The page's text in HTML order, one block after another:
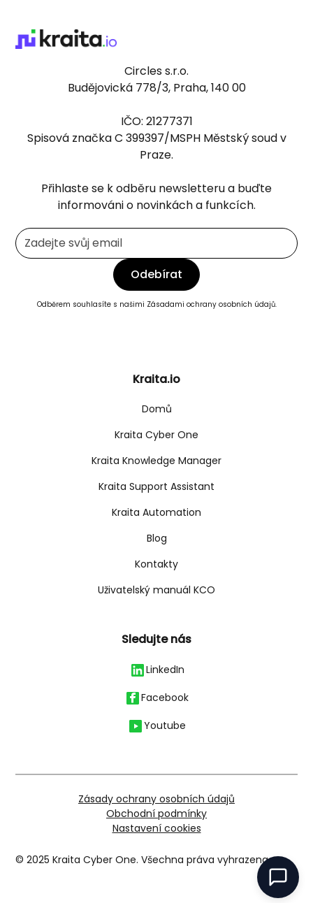
Circles s.r.o.
Budějovická 778/3, Praha, 140 00
IČO: 21277371
Spisová značka C 399397/MSPH Městský soud v
Praze.
Přihlaste se k odběru newsletteru a buďte
informováni o novinkách a funkcích.
Odběrem souhlasíte s našimi Zásadami ochrany osobních údajů.
Kraita.io
Domů
Kraita Cyber One
Kraita Knowledge Manager
Kraita Support Assistant
Kraita Automation
Blog
Kontakty
Uživatelský manuál KCO
Sledujte nás
LinkedIn
Facebook
Youtube
© 2025 Kraita Cyber One. Všechna práva vyhrazena.
Zásady ochrany osobních údajů
Obchodní podmínky
Nastavení cookies